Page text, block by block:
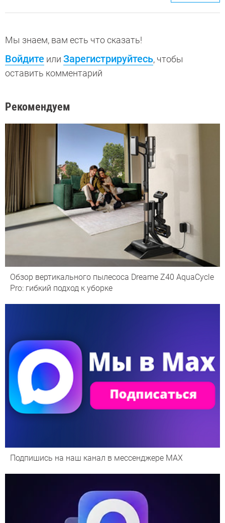
Мы знаем, вам есть что сказать!
Войдите или Зарегистрируйтесь, чтобы
оставить комментарий
Рекомендуем
Обзор вертикального пылесоса Dreame Z40 AquaCycle
Pro: гибкий подход к уборке
Подпишись на наш канал в мессенджере МАХ